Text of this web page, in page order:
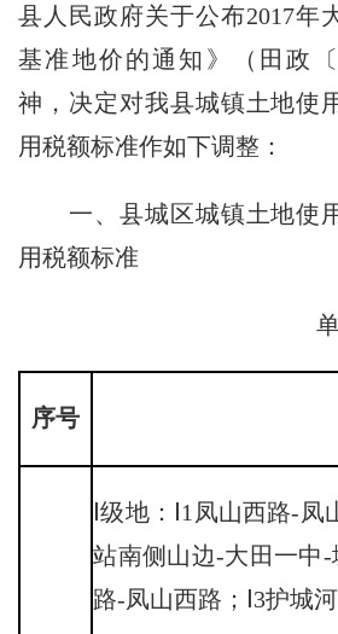
县人民政府关于公布2017年
基准地价的通知》（田政
神，决定对我县城镇土地使
用税额标准作如下调整：
一、县城区城镇土地使
用税额标准
单
序号
Ⅰ级地：Ⅰ1凤山西路-
站南侧山边-大田一中
路-凤山西路；Ⅰ3护城